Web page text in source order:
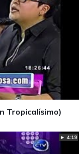
Tropicalísimo)
► 4:19